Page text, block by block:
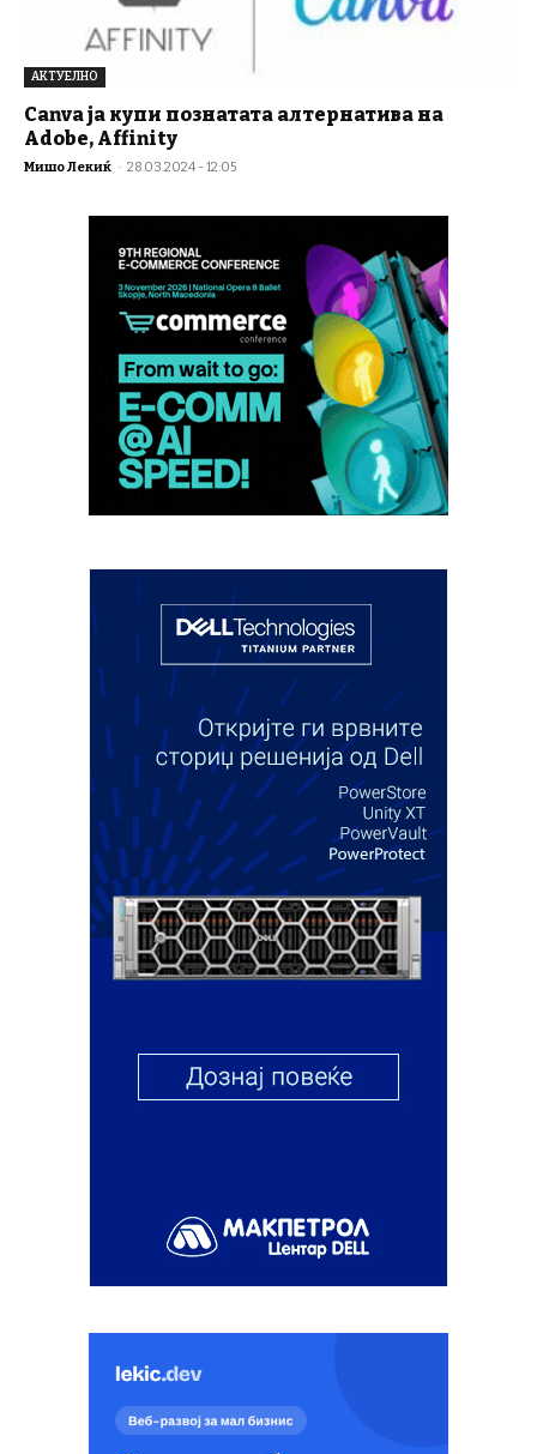
АКТУЕЛНО
Canva ја купи познатата алтернатива на
Adobe, Affinity
Мишо Лекиќ - 28.03.2024 - 12:05